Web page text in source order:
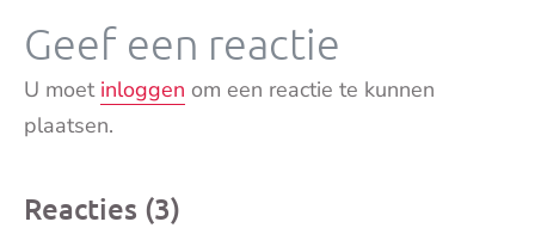
Geef een reactie
U moet inloggen om een reactie te kunnen
plaatsen.
Reacties (3)